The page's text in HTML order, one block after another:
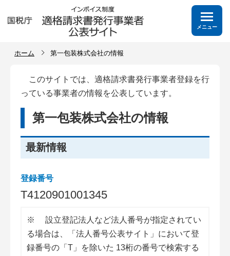
メニュー
ホーム 第一包装株式会社の情報
このサイトでは、適格請求書発行事業者登録を行
っている事業者の情報を公表しています。
第一包装株式会社の情報
最新情報
登録番号
T4120901001345
※
設立登記法人など法人番号が指定されてい
る場合は、「法人番号公表サイト」において登
録番号の「T」を除いた 13桁の番号で検索する